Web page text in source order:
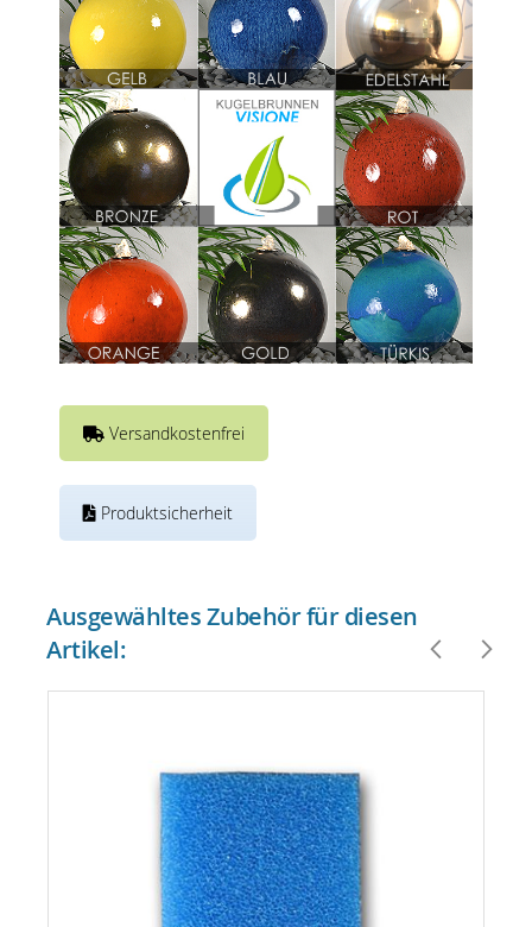
Versandkostenfrei
Produktsicherheit
Ausgewähltes Zubehör für diesen
Artikel: